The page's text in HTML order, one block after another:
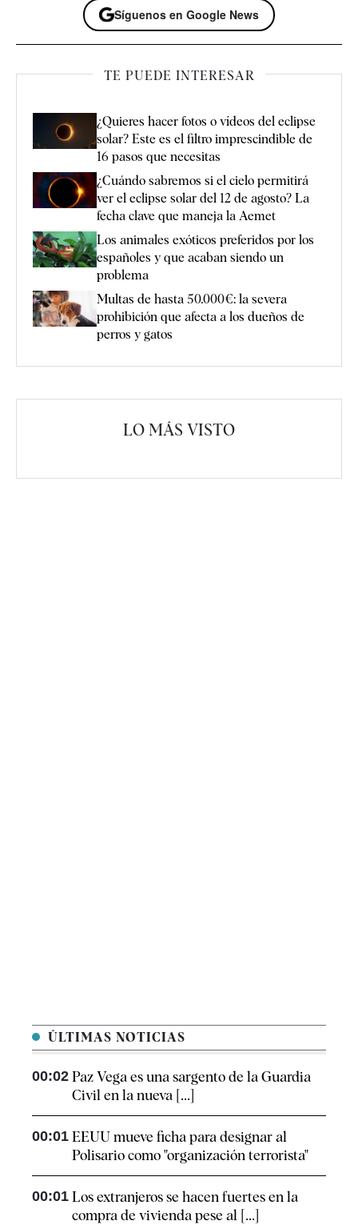
Síguenos en Google News
TE PUEDE INTERESAR
¿Quieres hacer fotos o vídeos del eclipse
solar? Este es el filtro imprescindible de
16 pasos que necesitas
¿Cuándo sabremos si el cielo permitirá
ver el eclipse solar del 12 de agosto? La
fecha clave que maneja la Aemet
Los animales exóticos preferidos por los
españoles y que acaban siendo un
problema
Multas de hasta 50.000€: la severa
prohibición que afecta a los dueños de
perros y gatos
LO MÁS VISTO
ÚLTIMAS NOTICIAS
00:02 Paz Vega es una sargento de la Guardia
Civil en la nueva [...]
00:01 EEUU mueve ficha para designar al
Polisario como "organización terrorista"
00:01 Los extranjeros se hacen fuertes en la
compra de vivienda pese al [...]